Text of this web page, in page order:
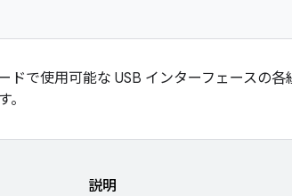
ドで使用可能な USB インターフェースの
説明